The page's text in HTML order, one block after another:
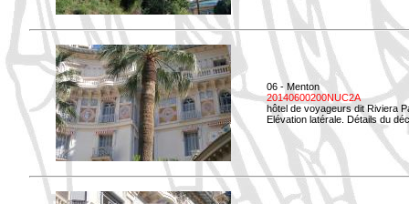
06 - Menton
20140600200NUC2A
hôtel de voyageurs dit Riviera
Elévation latérale. Détails du